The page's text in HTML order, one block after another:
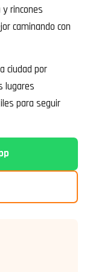
rincones
caminando con
ciudad por
lugares
para seguir